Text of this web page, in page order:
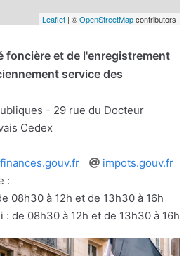
Leaflet | ©OpenStreetMapcontributors
foncière et de l'enregistrement
service des
- 29 rue du Docteur
Cedex
Site
impots.gouv.fr
:
08h30 à 12h et de 13h30 à 16h
: de 08h30 à 12h et de 13h30 à 16h